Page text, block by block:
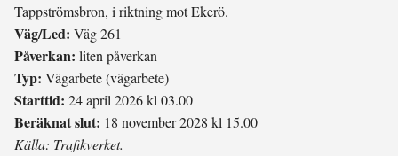
Tappströmsbron, i riktning mot Ekerö.
Väg/Led: Väg 261
Påverkan: liten påverkan
Typ: Vägarbete (vägarbete)
Starttid: 24 april 2026 kl 03.00
Beräknat slut: 18 november 2028 kl 15.00
Källa: Trafikverket.